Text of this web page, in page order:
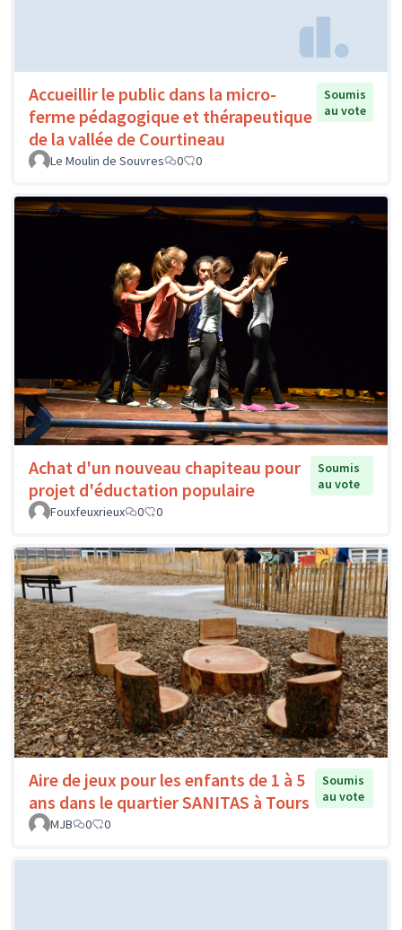
Accueillir le public dans la micro-
ferme pédagogique et thérapeutique
de la vallée de Courtineau
Soumis
au vote
Le Moulin de Souvres 0 0
Achat d'un nouveau chapiteau pour
projet d'éductation populaire
Soumis
au vote
Fouxfeuxrieux
0 0
Aire de jeux pour les enfants de 1 à 5
ans dans le quartier SANITAS à Tours
Soumis
au vote
MJB
0 0